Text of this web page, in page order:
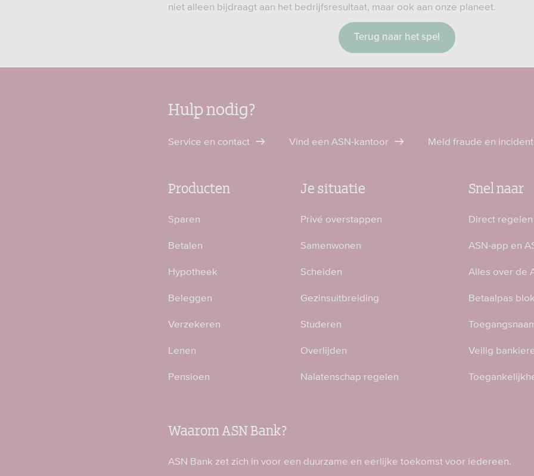
niet alleen bijdraagt aan het bedrijfsresultaat, maar ook aan onze planeet.
Terug naar het spel
Hulp nodig?
Service en contact Vind een ASN-kantoor Meld fraude en
Producten
Sparen
Betalen
Hypotheek
Beleggen
Verzekeren
Lenen
Pensioen
Je situatie
Privé overstappen
Samenwonen
Scheiden
Gezinsuitbreiding
Studeren
Overlijden
Nalatenschap regelen
Snel naar
Direct regelen
ASN-app en
Alles over de
Betaalpas
Veilig
Waarom ASN Bank?
ASN Bank zet zich in voor een duurzame en eerlijke toekomst voor iedereen.